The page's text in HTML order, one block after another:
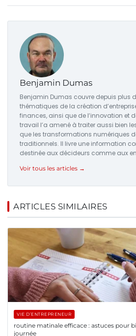
Benjamin Dumas
Benjamin Dumas couvre depuis plus
thématiques de la création
finances, ainsi que de l’innovation et
travail l’a amené à traiter aussi bien
que les transformations numériques
traditionnels. Il livre une information
destinée aux décideurs comme aux
Voir tous les articles →
ARTICLES SIMILAIRES
VIE D’ENTREPRENEUR
routine matinale efficace : astuces pour
journée